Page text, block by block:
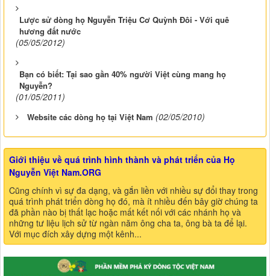
Lược sử dòng họ Nguyễn Triệu Cơ Quỳnh Đôi - Với quê
hương đất nước
(05/05/2012)
Bạn có biết: Tại sao gần 40% người Việt cùng mang họ
Nguyễn?
(01/05/2011)
Website các dòng họ tại Việt Nam (02/05/2010)
Giới thiệu về quá trình hình thành và phát triển của Họ
Nguyễn Việt Nam.ORG
Cũng chính vì sự đa dạng, và gắn liền với nhiều sự đổi thay trong
quá trình phát triển dòng họ đó, mà ít nhiều đến bây giờ chúng ta
đã phần nào bị thất lạc hoặc mất kết nối với các nhánh họ và
những tư liệu lịch sử từ ngàn năm ông cha ta, ông bà ta để lại.
Với mục đích xây dựng một kênh...